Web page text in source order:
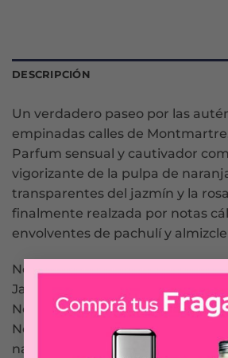
DESCRIPCIÓN
Un verdadero paseo por las
empinadas calles de
Parfum sensual y cautivador
vigorizante de la pulpa de
transparentes del jazmín y la
finalmente realzada por notas
envolventes de pachulí y
Notas de Corazón: Rosa
Jazmín y azahar
Notas de Fondo: Almizcle blanco
Notas de Salida: Bergamota,
naranja